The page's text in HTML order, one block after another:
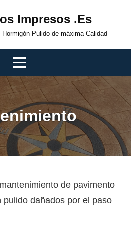
Impresos .es
Pulido de máxima Calidad
de pavimento
pulido dañados por el paso